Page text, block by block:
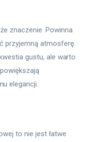
znaczenie. Powinna
przyjemną atmosferę.
gustu, ale warto
elegancji.
to nie jest łatwe